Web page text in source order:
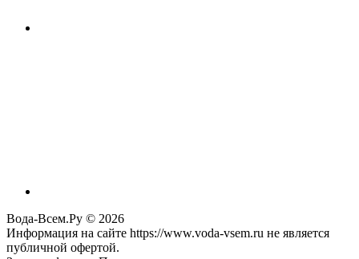
Вода-Всем.Ру © 2026
Информация на сайте https://www.voda-vsem.ru не является
публичной офертой.